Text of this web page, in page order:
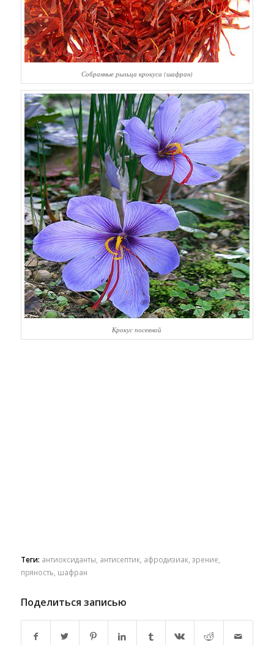
Собранные рыльца крокуса (шафран)
Крокус посевной
Теги: антиоксиданты, антисептик, афродизиак, зрение,
пряность, шафран
Поделиться записью